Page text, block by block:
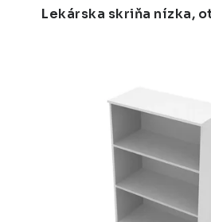
Lekárska skriňa nízka,